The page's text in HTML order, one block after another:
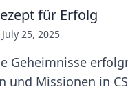
für Erfolg
July 25, 2025
Geheimnisse
und Missionen in